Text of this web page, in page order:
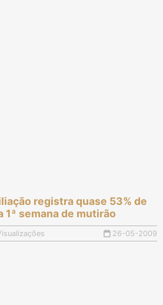
registra quase 53% de
1ª semana de mutirão
26-05-2009